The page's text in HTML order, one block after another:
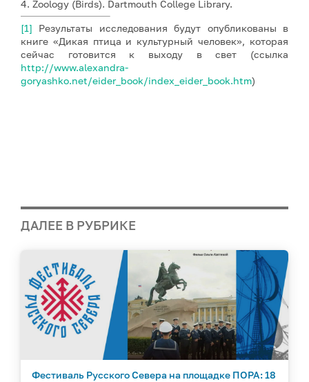
4. Zoology (Birds). Dartmouth College Library.
[1] Результаты исследования будут опубликованы в
книге «Дикая птица и культурный человек», которая
сейчас готовится к выходу в свет (ссылка
http://www.alexandra-
goryashko.net/eider_book/index_eider_book.htm)
ДАЛЕЕ В РУБРИКЕ
Фестиваль Русского Севера на площадке ПОРА: 18